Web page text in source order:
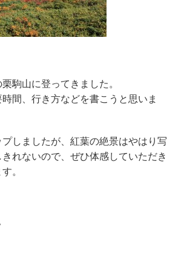
駒山に登ってきました。
間、行き方などを書こうと思いま
しましたが、紅葉の絶景はやはり写
れないので、ぜひ体感していただき
。